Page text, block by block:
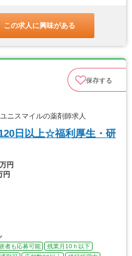
この求人に興味がある
保存する
ニスマイルの薬剤師求人
日以上☆福利厚生・研
円
円
者も応募可能
残業月10ｈ以下